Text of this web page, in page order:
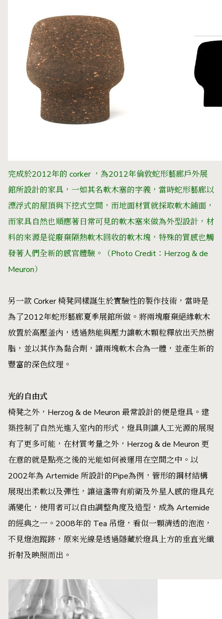
完成於2012年的 corker ，為2012年倫敦蛇形藝廊戶外展
館所設計的家具，一如其名軟木塞的字義，當時蛇形藝廊以
漂浮式的屋頂與下挖式空間，而地面材質就採取軟木鋪面，
而家具自然也順應著日常可見的軟木塞來做為外型設計，材
料的來源是從廢棄隔熱軟木回收的軟木塊，特殊的質感也觸
發著人們全新的感官體驗。（Photo Credit：Herzog & de
Meuron）
另一款 Corker 椅凳同樣誕生於實驗性的製作技術，當時是
為了2012年蛇形藝廊夏季展館所做。將兩塊廢棄絕緣軟木
放置於高壓釜內，透過熱能與壓力讓軟木顆粒釋放出天然樹
脂，並以其作為黏合劑，讓兩塊軟木合為一體，並產生新的
豐富的深色紋理。
光的自由式
椅凳之外，Herzog & de Meuron 最常設計的便是燈具。建
築控制了自然光進入室內的形式，燈具則讓人工光源的展現
有了更多可能，在材質考量之外，Herzog & de Meuron 更
在意的就是點亮之後的光能如何被運用在空間之中。以
2002年為 Artemide 所設計的Pipe為例，管形的鋼材結構
展現出柔軟以及彈性，讓這盞帶有前衛及外星人感的燈具充
滿變化，使用者可以自由調整角度及造型，成為 Artemide
的經典之一。2008年的 Tea 吊燈，看似一顆清透的泡泡，
不見燈泡蹤跡，原來光線是透過隱藏於燈具上方的垂直光纖
折射及映照而出。